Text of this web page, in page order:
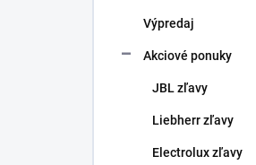
Výpredaj
Akciové ponuky
JBL zľavy
Liebherr zľavy
Electrolux zľavy